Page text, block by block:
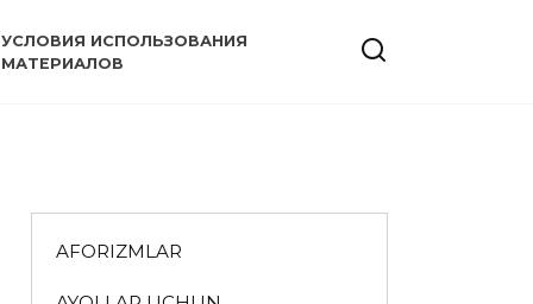
УСЛОВИЯ ИСПОЛЬЗОВАНИЯ
МАТЕРИАЛОВ
AFORIZMLAR